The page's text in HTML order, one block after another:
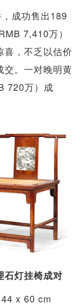
成功售出189
7,410万）
喜，不乏以估价
交。一对晚明黄
720万）成
灯挂椅成对
x 60 cm